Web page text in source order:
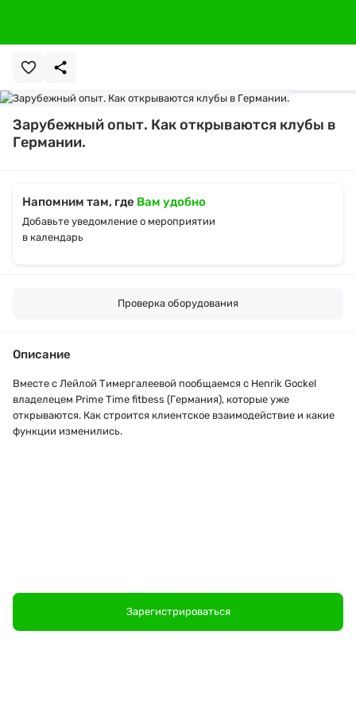
Зарубежный опыт. Как открываются клубы в
Германии.
Напомним там, где Вам удобно
Добавьте уведомление о мероприятии
в календарь
Проверка оборудования
Описание
Вместе с Лейлой Тимергалеевой пообщаемся с Henrik Gockel
владелецем Prime Time fitbess (Германия), которые уже
открываются. Как строится клиентское взаимодействие и какие
функции изменились.
Зарегистрироваться